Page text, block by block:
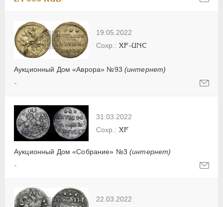
19.05.2022
Аукционный Дом «Аврора» №93 (интернет)
XF-UNC
-
31.03.2022
Аукционный Дом «Собрание» №3(интернет)
XF
-
22.03.2022